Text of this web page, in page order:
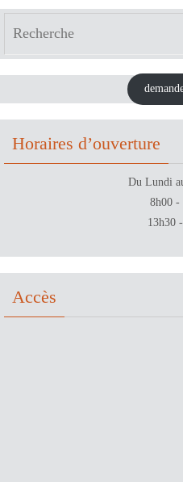
Horaires d’ouverture
Du Lundi
8h00 -
13h30
Accès